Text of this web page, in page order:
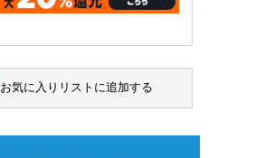
お気に入りリストに追加する